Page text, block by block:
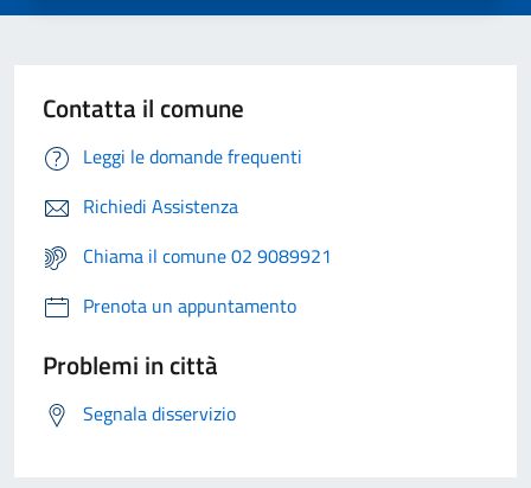
Contatta il comune
Leggi le domande frequenti
Richiedi Assistenza
Chiama il comune 02 9089921
Prenota un appuntamento
Problemi in città
Segnala disservizio